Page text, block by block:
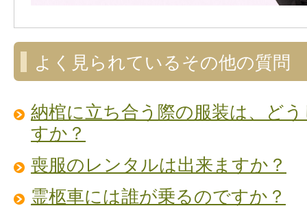
よく見られているその他の質問
納棺に立ち合う際の服装は、ど
すか？
喪服のレンタルは出来ますか？
霊柩車には誰が乗るのですか？